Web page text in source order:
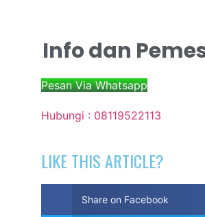
Info dan
Pesan Via Whatsapp
Hubungi : 08119522113
LIKE THIS ARTICLE?
Share on Facebook